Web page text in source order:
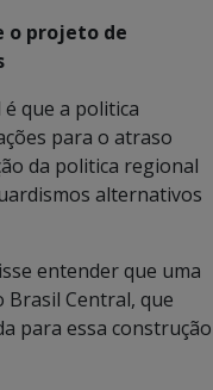
o projeto de
que a politica
para o atraso
da politica regional
alternativos
entender que uma
Brasil Central, que
para essa construção